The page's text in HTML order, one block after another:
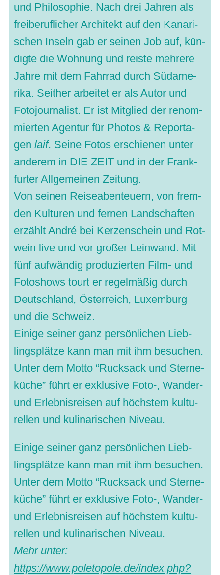
und Phi­lo­so­phie. Nach drei Jah­ren als
frei­be­ruf­li­cher Archi­tekt auf den Kana­ri­
schen Inseln gab er sei­nen Job auf, kün­
digte die Woh­nung und reiste meh­rere
Jahre mit dem Fahr­rad durch Süd­ame­
rika. Seit­her arbei­tet er als Autor und
Foto­jour­na­list. Er ist Mit­glied der renom­
mier­ten Agen­tur für Pho­tos & Repor­ta­
gen laif. Seine Fotos erschie­nen unter
ande­rem in DIE ZEIT und in der Frank­
fur­ter All­ge­mei­nen Zei­tung.
Von sei­nen Rei­se­aben­teu­ern, von frem­
den Kul­tu­ren und fer­nen Land­schaf­ten
erzählt André bei Ker­zen­schein und Rot­
wein live und vor gro­ßer Lein­wand. Mit
fünf auf­wän­dig pro­du­zier­ten Film- und
Foto­shows tourt er regel­mä­ßig durch
Deutsch­land, Öster­reich, Luxem­burg
und die Schweiz.
Einige sei­ner ganz per­sön­li­chen Lieb­
lings­plätze kann man mit ihm besu­chen.
Unter dem Motto “Ruck­sack und Ster­ne­
kü­che” führt er exklu­sive Foto‑, Wan­der-
und Erleb­nis­rei­sen auf höchs­tem kul­tu­
rel­len und kuli­na­ri­schen Niveau.
Einige sei­ner ganz per­sön­li­chen Lieb­
lings­plätze kann man mit ihm besu­chen.
Unter dem Motto “Ruck­sack und Ster­ne­
kü­che” führt er exklu­sive Foto‑, Wan­der-
und Erleb­nis­rei­sen auf höchs­tem kul­tu­
rel­len und kuli­na­ri­schen Niveau.
Mehr unter:
https://www.poletopole.de/index.php?